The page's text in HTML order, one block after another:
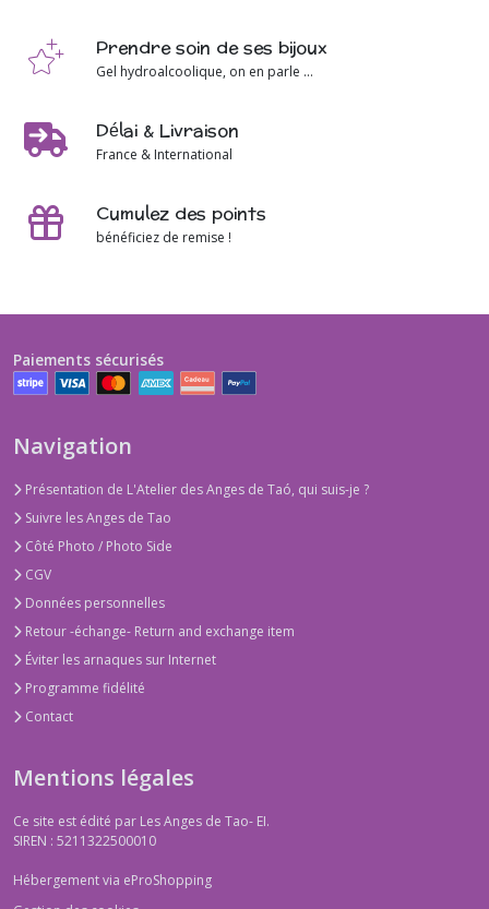
Prendre soin de ses bijoux
Gel hydroalcoolique, on en parle ...
Délai & Livraison
France & International
Cumulez des points
bénéficiez de remise !
Paiements sécurisés
Navigation
Présentation de L'Atelier des Anges de Taó, qui suis-je ?
Suivre les Anges de Tao
Côté Photo / Photo Side
CGV
Données personnelles
Retour -échange- Return and exchange item
Éviter les arnaques sur Internet
Programme fidélité
Contact
Mentions légales
Ce site est édité par Les Anges de Tao- EI.
SIREN : 5211322500010
Hébergement via eProShopping